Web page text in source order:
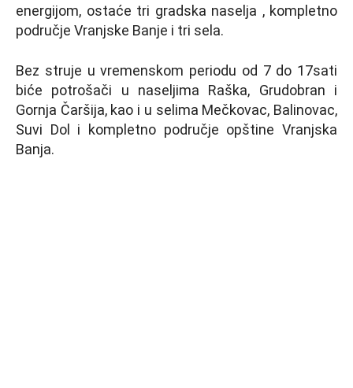
energijom, ostaće tri gradska naselja , kompletno
područje Vranjske Banje i tri sela.
Bez struje u vremenskom periodu od 7 do 17sati
biće potrošači u naseljima Raška, Grudobran i
Gornja Čaršija, kao i u selima Mečkovac, Balinovac,
Suvi Dol i kompletno područje opštine Vranjska
Banja.